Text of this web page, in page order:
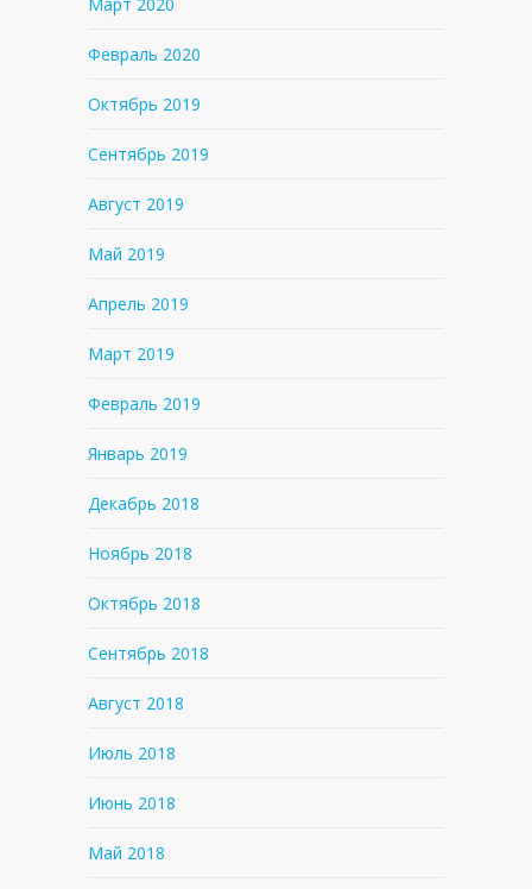
Февраль 2020
Октябрь 2019
Сентябрь 2019
Август 2019
Май 2019
Апрель 2019
Март 2019
Февраль 2019
Январь 2019
Декабрь 2018
Ноябрь 2018
Октябрь 2018
Сентябрь 2018
Август 2018
Июль 2018
Июнь 2018
Май 2018